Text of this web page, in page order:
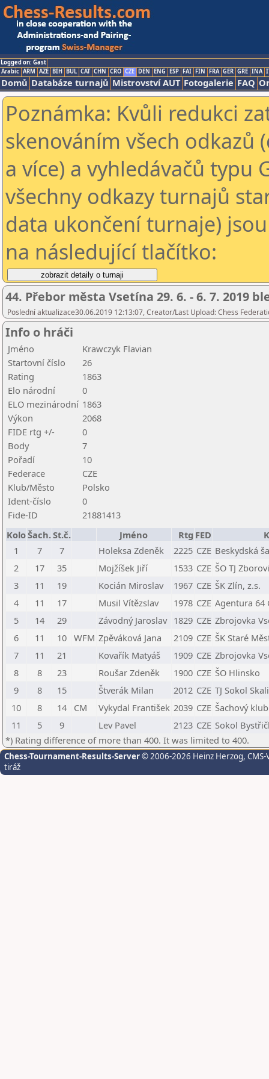
Logged on: Gast
Arabic ARM AZE BIH BUL CAT CHN CRO CZE DEN ENG ESP FAI FIN FRA GER GRE INA
Domů Databáze turnajů Mistrovství AUT Fotogalerie FAQ
Poznámka: Kvůli redukci
skenováním všech odkazů
a více) a vyhledávačů typu
všechny odkazy turnajů
data ukončení turnaje)
na následující tlačítko:
44. Přebor města Vsetína 29. 6. - 6. 7. 2019
Poslední aktualizace30.06.2019 12:13:07, Creator/Last Upload: Chess
Info o hráči
Jméno
Krawczyk Flavian
Startovní číslo
26
Rating
1863
Elo národní
0
ELO mezinárodní 1863
Výkon
2068
FIDE rtg +/-
0
Body
7
Pořadí
10
Federace
CZE
Klub/Město
Polsko
Ident-číslo
0
Fide-ID
21881413
KoloŠach.St.č. Jméno Rtg FED
1
7 7 Holeksa Zdeněk 2225 CZE Beskydská
2
17 35 Mojžíšek Jiří 1533 CZE ŠO TJ
3
11 19 Kocián Miroslav 1967 CZE ŠK Zlín, z.s.
4
11 17 Musil Vítězslav 1978 CZE Agentura 64
5
14 29 Závodný Jaroslav 1829 CZE Zbrojovka
6
11 10 WFM Zpěváková Jana 2109 CZE ŠK Staré
7
11 21 Kovařík Matyáš 1909 CZE Zbrojovka
8
8 23 Roušar Zdeněk 1900 CZE ŠO Hlinsko
9
8 15 Štverák Milan 2012 CZE TJ Sokol
10
8 14 CM Vykydal František 2039 CZE Šachový
11
5 9 Lev Pavel 2123 CZE Sokol
*) Rating difference of more than 400. It was limited to 400.
Chess-Tournament-Results-Server© 2006-2026 Heinz Herzog,
tiráž